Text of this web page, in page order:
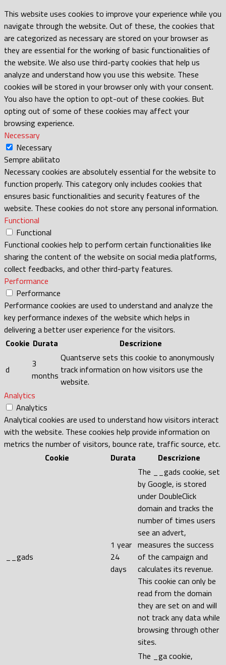
This website uses cookies to improve your experience while you
navigate through the website. Out of these, the cookies that
are categorized as necessary are stored on your browser as
they are essential for the working of basic functionalities of
the website. We also use third-party cookies that help us
analyze and understand how you use this website. These
cookies will be stored in your browser only with your consent.
You also have the option to opt-out of these cookies. But
opting out of some of these cookies may affect your
browsing experience.
Necessary
Necessary
Sempre abilitato
Necessary cookies are absolutely essential for the website to
function properly. This category only includes cookies that
ensures basic functionalities and security features of the
website. These cookies do not store any personal information.
Functional
Functional
Functional cookies help to perform certain functionalities like
sharing the content of the website on social media platforms,
collect feedbacks, and other third-party features.
Performance
Performance
Performance cookies are used to understand and analyze the
key performance indexes of the website which helps in
delivering a better user experience for the visitors.
Cookie Durata Descrizione
d
3
months
Quantserve sets this cookie to anonymously
track information on how visitors use the
website.
Analytics
Analytics
Analytical cookies are used to understand how visitors interact
with the website. These cookies help provide information on
metrics the number of visitors, bounce rate, traffic source, etc.
Cookie
Durata Descrizione
__gads
1 year
24
days
The __gads cookie, set
by Google, is stored
under DoubleClick
domain and tracks the
number of times users
see an advert,
measures the success
of the campaign and
calculates its revenue.
This cookie can only be
read from the domain
they are set on and will
not track any data while
browsing through other
sites.
The _ga cookie,